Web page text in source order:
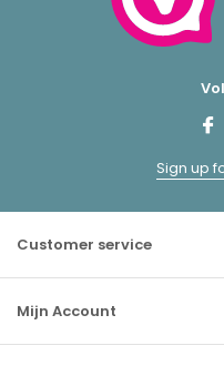
Sign up
Customer service
Mijn Account